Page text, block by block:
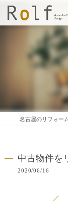
中古物件を
2020/06/16